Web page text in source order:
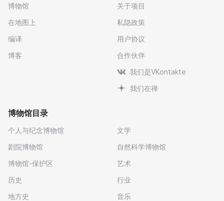
博物馆
在地图上
编译
博客
关于项目
私隐政策
用户协议
合作伙伴
我们是VKontakte
我们在禅
博物馆目录
个人与纪念博物馆
剧院博物馆
博物馆-保护区
历史
地方史
文学
自然科学博物馆
艺术
行业
音乐